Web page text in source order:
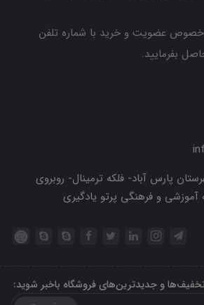
عضویت و خرید با شماره تلفن
پارس آباد- فلکه ترمینال- روبروی
آموزشی و فرهنگی پرتو یادگیری
تخفیف‌ها و جدیدترین‌های فروشگاه باخبر شوید: